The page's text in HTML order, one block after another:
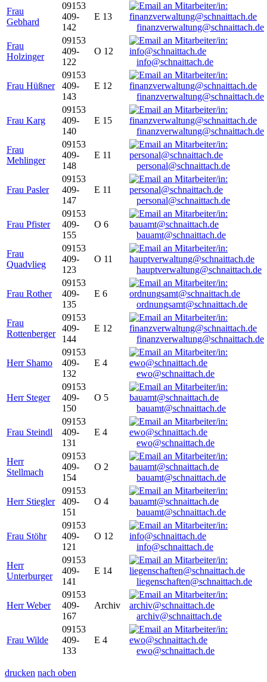
Frau
Gebhard
09153
409-
142
E 13
finanzverwaltung@schnaittach.de
Frau
Holzinger
09153
409-
122
O 12
info@schnaittach.de
Frau Hüßner
09153
409-
143
E 12
finanzverwaltung@schnaittach.de
Frau Karg
09153
409-
140
E 15
finanzverwaltung@schnaittach.de
Frau
Mehlinger
09153
409-
148
E 11
personal@schnaittach.de
Frau Pasler
09153
409-
147
E 11
personal@schnaittach.de
Frau Pfister
09153
409-
155
O 6
bauamt@schnaittach.de
Frau
Quadvlieg
09153
409-
123
O 11
hauptverwaltung@schnaittach.de
Frau Rother
09153
409-
135
E 6
ordnungsamt@schnaittach.de
Frau
Rottenberger
09153
409-
144
E 12
finanzverwaltung@schnaittach.de
Herr Shamo
09153
409-
132
E 4
ewo@schnaittach.de
Herr Steger
09153
409-
150
O 5
bauamt@schnaittach.de
Frau Steindl
09153
409-
131
E 4
ewo@schnaittach.de
Herr
Stellmach
09153
409-
154
O 2
bauamt@schnaittach.de
Herr Stiegler
09153
409-
151
O 4
bauamt@schnaittach.de
Frau Stöhr
09153
409-
121
O 12
info@schnaittach.de
Herr
Unterburger
09153
409-
141
E 14
liegenschaften@schnaittach.de
Herr Weber
09153
409-
167
Archiv
archiv@schnaittach.de
Frau Wilde
09153
409-
133
E 4
ewo@schnaittach.de
drucken nach oben